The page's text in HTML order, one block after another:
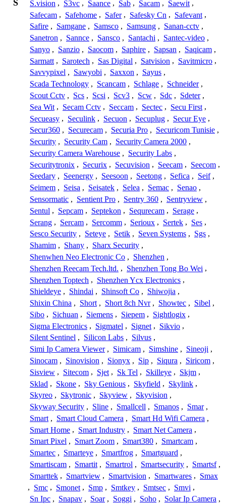
S S.vision , S3vc , Saance , Sab , Sacam , Saewit ,
Safecam , Safehome , Safer , Safesky Cn , Safevant ,
Safire , Samgane , Samsco , Samsung , Sanan-cctv ,
Sanetron , Sannce , Sansco , Santachi , Santec-video ,
Sanyo , Sanzio , Saocom , Saphire , Sapsan , Saqicam ,
Sarmatt , Sarotech , Sas Digital , Satvision , Savitmicro ,
Savvypixel , Sawyobi , Saxxon , Sayus ,
Scada Technology , Scancam , Schlage , Schneider ,
Scout Cctv , Scs , Scsi , Scv3 , Scw , Sdc , Sdeter ,
Sea Wit , Secam Cctv , Seccam , Sectec , Secu First ,
Secueasy , Seculink , Secuon , Secuplug , Secur Eye ,
Secur360 , Securecam , Securia Pro , Securicom Tunisie ,
Security , Security Cam , Security Camera 2000 ,
Security Camera Warehouse , Security Labs ,
Securitytronix , Securix , Secuvision , Seecam , Seecom ,
Seedary , Seenergy , Seesoon , Seetong , Sefica , Seif ,
Seimem , Seisa , Seisatek , Selea , Semac , Senao ,
Sensormatic , Sentient Pro , Sentry 360 , Sentryview ,
Sentul , Sepcam , Septekon , Sequrecam , Serage ,
Serang , Sercam , Sercomm , Serioux , Sertek , Ses ,
Sesco Security , Seteye , Setik , Seven Systems , Sgs ,
Shamim , Shany , Sharx Security ,
Shenwhen Neo Electronic Co , Shenzhen ,
Shenzhen Reecam Tech.ltd. , Shenzhen Tong Bo Wei ,
Shenzhen Toptech , Shenzhen Ycx Electronics ,
Shieldeye , Shindai , Shinsoft Co , Shiwojia ,
Shixin China , Short , Short 8ch Nvr , Showtec , Sibel ,
Sibo , Sichuan , Siemens , Siepem , Sightlogix ,
Sigma Electronics , Sigmatel , Signet , Sikvio ,
Silent Sentinel , Silicon Labs , Silvus ,
Simi Ip Camera Viewer , Simicam , Simshine , Sineoji ,
Sinocam , Sinovision , Sionyx , Sip , Siqura , Siricom ,
Sisview , Sitecom , Sjet , Sk Tel , Skilleye , Skjm ,
Sklad , Skone , Sky Genious , Skyfield , Skylink ,
Skyreo , Skytronic , Skyview , Skyvision ,
Skyway Security , Sline , Smallcell , Smanos , Smar ,
Smart , Smart Cloud Camera , Smart Hd Wifi Camera ,
Smart Home , Smart Industry , Smart Net Camera ,
Smart Pixel , Smart Zoom , Smart380 , Smartcam ,
Smartec , Smarteye , Smartfrog , Smartguard ,
Smartiscam , Smartit , Smartrol , Smartsecurity , Smartsf ,
Smarttek , Smartview , Smartvision , Smartwares , Smax
, Smc , Smonet , Smp , Smtkey , Smtsec , Smvi ,
Sn Ipc , Snapav , Soar , Soggi , Soho , Solar Ip Camera ,